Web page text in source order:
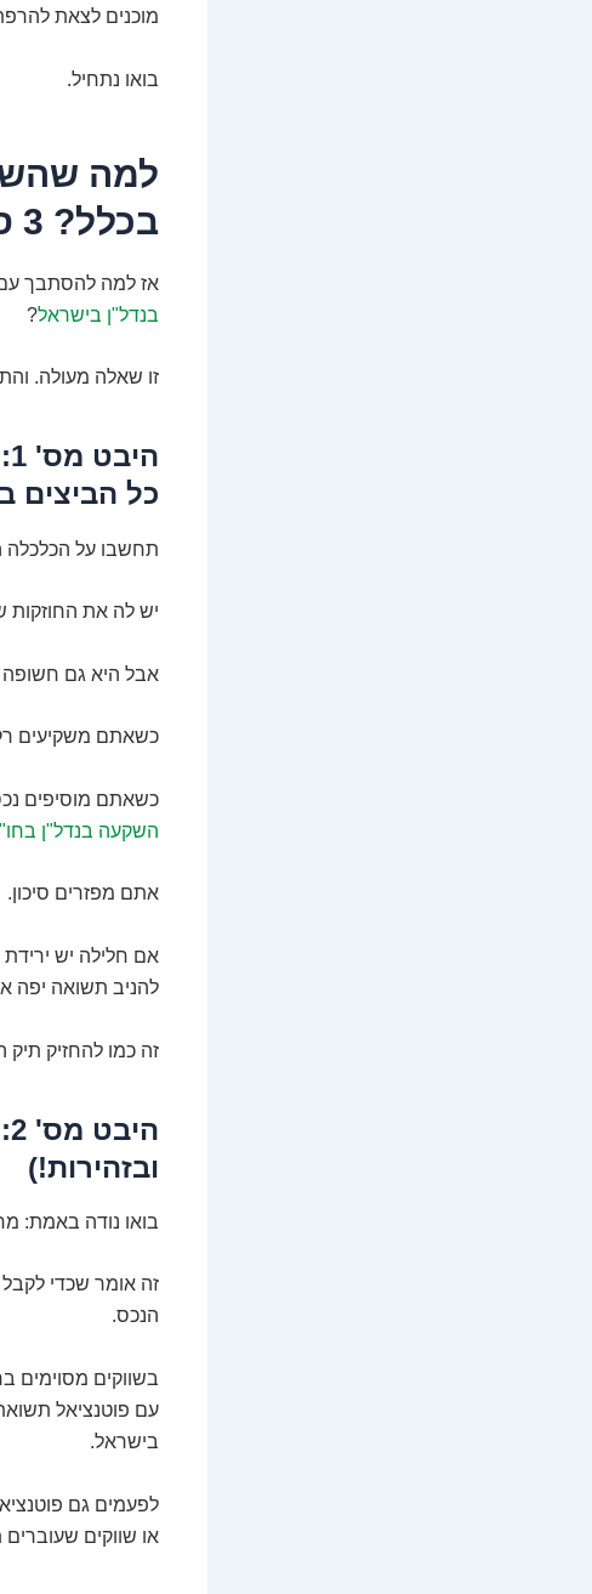
מוכנים לצאת
בואו נתחיל.
למה
בכלל? 3 סיבות שוות
אז למה להסתבך עם
בנדל"ן בישראל?
זו שאלה מעולה.
כל הביצים
תחשבו על הכלכלה
יש לה את החוזקות
אבל היא גם חשופה
כשאתם משקיעים
כשאתם מוסיפים
השקעה בנדל"ן
אתם מפזרים סיכון.
אם חלילה יש
להניב תשואה יפה
זה כמו להחזיק
ובזהירות!)
בואו נודה באמת:
זה אומר שכדי
הנכס.
בשווקים מסוימים
עם פוטנציאל
בישראל.
לפעמים גם
או שווקים